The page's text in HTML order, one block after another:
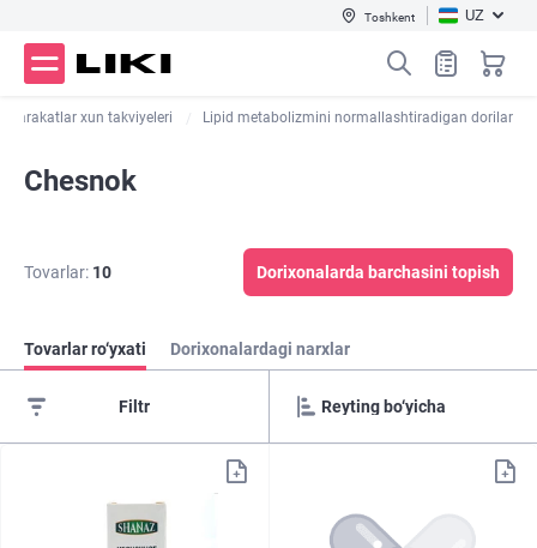
Toshkent UZ
harakatlar xun takviyeleri Lipid metabolizmini normallashtiradigan dorilar
Chesnok
Tovarlar: 10 Dorixonalarda barchasini topish
Tovarlar ro‘yxati Dorixonalardagi narxlar
Filtr